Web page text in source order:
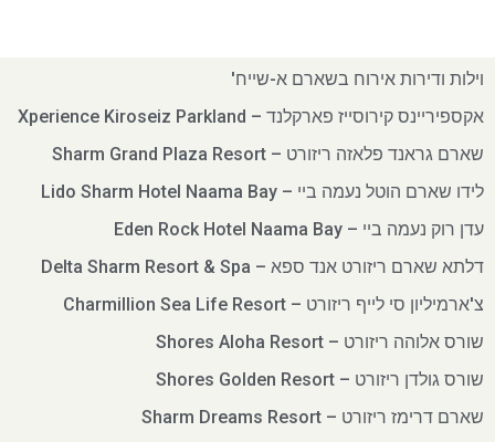
וילות ודירות אירוח בשארם א-שייח'
אקספיריינס קירוסייז פארקלנד – Xperience Kiroseiz Parkland
שארם גראנד פלאזה ריזורט – Sharm Grand Plaza Resort
לידו שארם הוטל נעמה ביי – Lido Sharm Hotel Naama Bay
עדן רוק נעמה ביי – Eden Rock Hotel Naama Bay
דלתא שארם ריזורט אנד ספא – Delta Sharm Resort & Spa
צ'ארמיליון סי לייף ריזורט – Charmillion Sea Life Resort
שורס אלוהה ריזורט – Shores Aloha Resort
שורס גולדן ריזורט – Shores Golden Resort
שארם דרימז ריזורט – Sharm Dreams Resort